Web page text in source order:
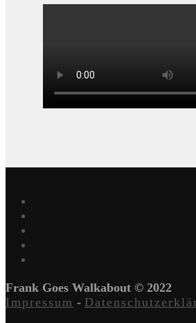
Frank Goes Walkabout © 2022
Impressum -